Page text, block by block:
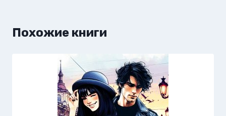
Похожие книги